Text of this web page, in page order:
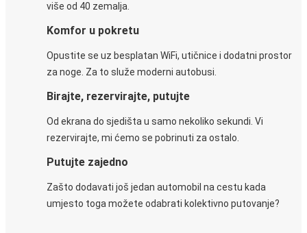
više od 40 zemalja.
Komfor u pokretu
Opustite se uz besplatan WiFi, utičnice i dodatni prostor
za noge. Za to služe moderni autobusi.
Birajte, rezervirajte, putujte
Od ekrana do sjedišta u samo nekoliko sekundi. Vi
rezervirajte, mi ćemo se pobrinuti za ostalo.
Putujte zajedno
Zašto dodavati još jedan automobil na cestu kada
umjesto toga možete odabrati kolektivno putovanje?